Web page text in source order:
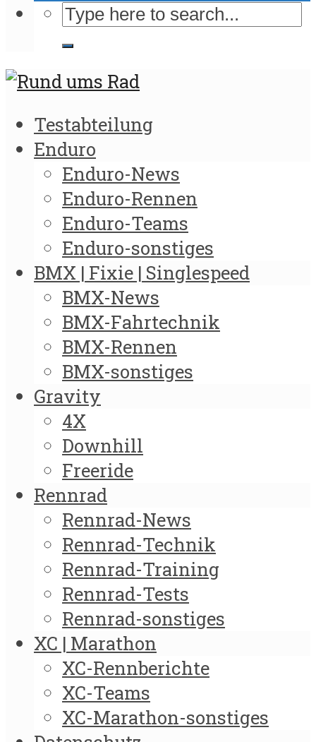
Testabteilung
Enduro
Enduro-News
Enduro-Rennen
Enduro-Teams
Enduro-sonstiges
BMX | Fixie | Singlespeed
BMX-News
BMX-Fahrtechnik
BMX-Rennen
BMX-sonstiges
Gravity
4X
Downhill
Freeride
Rennrad
Rennrad-News
Rennrad-Technik
Rennrad-Training
Rennrad-Tests
Rennrad-sonstiges
XC | Marathon
XC-Rennberichte
XC-Teams
XC-Marathon-sonstiges